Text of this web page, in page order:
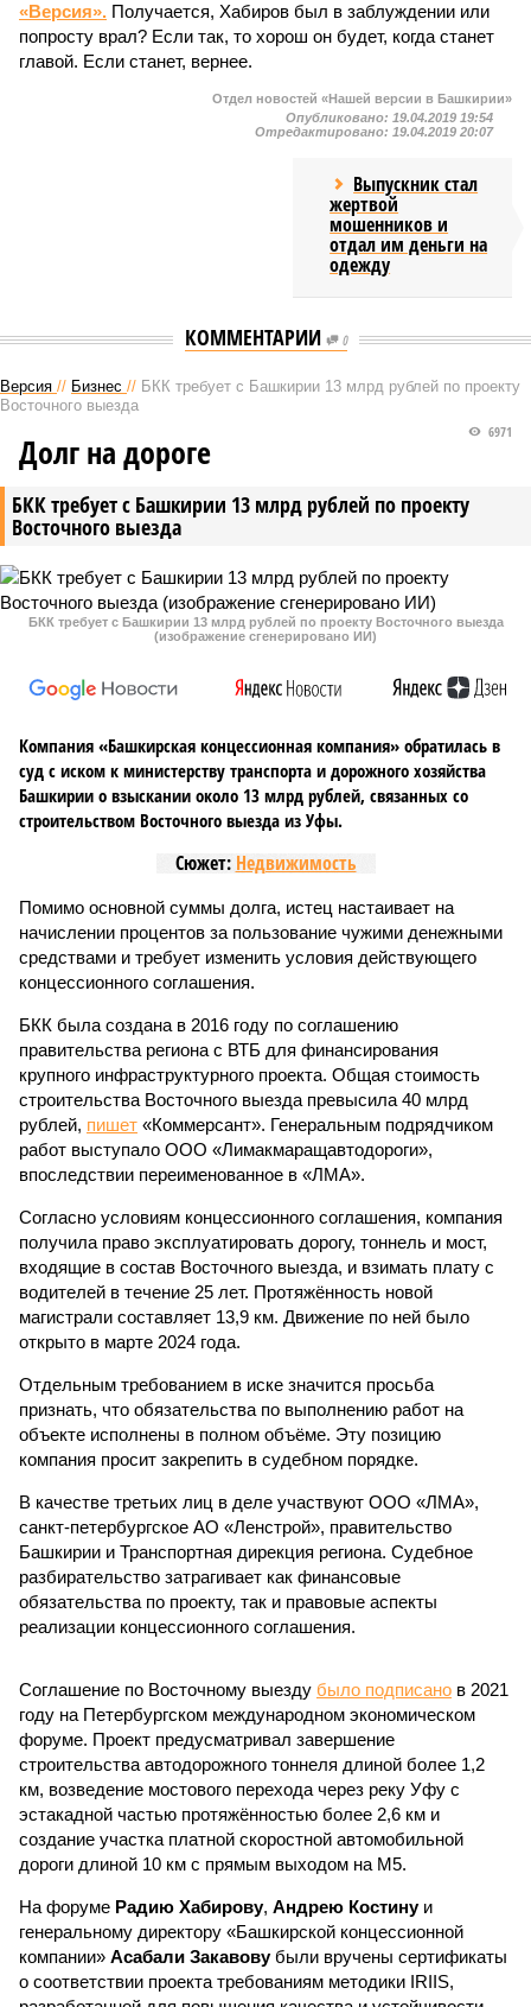
«Версия». Получается, Хабиров был в заблуждении или
попросту врал? Если так, то хорош он будет, когда станет
главой. Если станет, вернее.
Отдел новостей «Нашей версии в Башкирии»
Опубликовано: 19.04.2019 19:54
Отредактировано: 19.04.2019 20:07
Выпускник стал
жертвой
мошенников и
отдал им деньги на
одежду
КОММЕНТАРИИ 0
Версия // Бизнес // БКК требует с Башкирии 13 млрд рублей по проекту
Восточного выезда
БКК требует с Башкирии 13 млрд рублей по проекту
Восточного выезда
6971
Долг на дороге
БКК требует с Башкирии 13 млрд рублей по проекту Восточного выезда
(изображение сгенерировано ИИ)
Компания «Башкирская концессионная компания» обратилась в
суд с иском к министерству транспорта и дорожного хозяйства
Башкирии о взыскании около 13 млрд рублей, связанных со
строительством Восточного выезда из Уфы.
Сюжет: Недвижимость
Помимо основной суммы долга, истец настаивает на
начислении процентов за пользование чужими денежными
средствами и требует изменить условия действующего
концессионного соглашения.
БКК была создана в 2016 году по соглашению
правительства региона с ВТБ для финансирования
крупного инфраструктурного проекта. Общая стоимость
строительства Восточного выезда превысила 40 млрд
рублей, пишет «Коммерсант». Генеральным подрядчиком
работ выступало ООО «Лимакмаращавтодороги»,
впоследствии переименованное в «ЛМА».
Согласно условиям концессионного соглашения, компания
получила право эксплуатировать дорогу, тоннель и мост,
входящие в состав Восточного выезда, и взимать плату с
водителей в течение 25 лет. Протяжённость новой
магистрали составляет 13,9 км. Движение по ней было
открыто в марте 2024 года.
Отдельным требованием в иске значится просьба
признать, что обязательства по выполнению работ на
объекте исполнены в полном объёме. Эту позицию
компания просит закрепить в судебном порядке.
В качестве третьих лиц в деле участвуют ООО «ЛМА»,
санкт-петербургское АО «Ленстрой», правительство
Башкирии и Транспортная дирекция региона. Судебное
разбирательство затрагивает как финансовые
обязательства по проекту, так и правовые аспекты
реализации концессионного соглашения.
Соглашение по Восточному выезду было подписано в 2021
году на Петербургском международном экономическом
форуме. Проект предусматривал завершение
строительства автодорожного тоннеля длиной более 1,2
км, возведение мостового перехода через реку Уфу с
эстакадной частью протяжённостью более 2,6 км и
создание участка платной скоростной автомобильной
дороги длиной 10 км с прямым выходом на М5.
На форуме Радию Хабирову, Андрею Костинуи
генеральному директору «Башкирской концессионной
компании» Асабали Закавовубыли вручены сертификаты
о соответствии проекта требованиям методики IRIIS,